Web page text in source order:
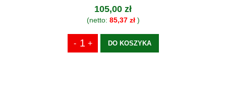
105,00 zł
(netto: 85,37 zł)
DO KOSZYKA